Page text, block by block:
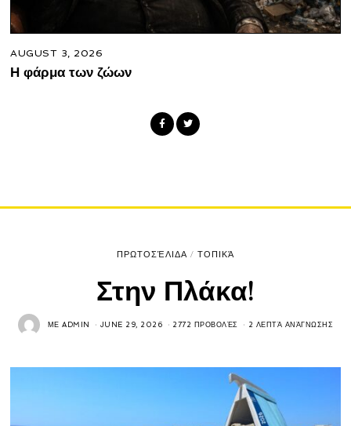
AUGUST 3, 2026
Η φάρμα των ζώων
ΠΡΩΤΟΣΈΛΙΔΑ / ΤΟΠΙΚΆ
Στην Πλάκα!
ΜΕADMIN JUNE 29, 2026 2772 ΠΡΟΒΟΛΈΣ 2 ΛΕΠΤΆ ΑΝΆΓΝΩΣΗΣ